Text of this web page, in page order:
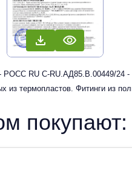
- РОСС RU С-RU.АД85.В.00449/24
из термопластов. Фитинги из
отопления
покупают: